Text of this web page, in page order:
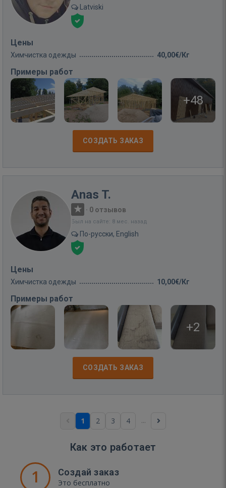
Latviski
Цены
Химчистка одежды 40,00€/Кг
Примеры работ
+48
СОЗДАТЬ ЗАКАЗ
Anas T.
· 0 отзывов
Был на сайте: 8 мес. назад
По-русски, English
Цены
Химчистка одежды 10,00€/Кг
Примеры работ
+2
СОЗДАТЬ ЗАКАЗ
1 2 3 4 ...
Как это работает
1 Создай заказ
Это бесплатно